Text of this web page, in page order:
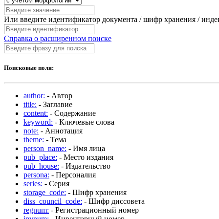
Или введите идентификатор документа / шифр хранения /
Справка о расширенном поиске
Поисковые поля:
author: - Автор
title: - Заглавие
content: - Содержание
keyword: - Ключевые слова
note: - Аннотация
theme: - Тема
person_name: - Имя лица
pub_place: - Место издания
pub_house: - Издательство
persona: - Персоналия
series: - Серия
storage_code: - Шифр хранения
diss_council_code: - Шифр диссовета
regnum: - Регистрационный номер